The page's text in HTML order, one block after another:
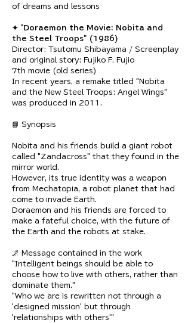
of dreams and lessons
✦ "Doraemon the Movie: Nobita and
the Steel Troops" (1986)
Director: Tsutomu Shibayama / Screenplay
and original story: Fujiko F. Fujio
7th movie (old series)
In recent years, a remake titled "Nobita
and the New Steel Troops: Angel Wings"
was produced in 2011.
📘 Synopsis
Nobita and his friends build a giant robot
called "Zandacross" that they found in the
mirror world.
However, its true identity was a weapon
from Mechatopia, a robot planet that had
come to invade Earth.
Doraemon and his friends are forced to
make a fateful choice, with the future of
the Earth and the robots at stake.
🌌 Message contained in the work
"Intelligent beings should be able to
choose how to live with others, rather than
dominate them."
"Who we are is rewritten not through a
'designed mission' but through
'relationships with others'"